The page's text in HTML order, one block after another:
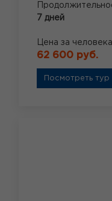
7 дней
Цена за
62 600 руб.
Посмотреть тур